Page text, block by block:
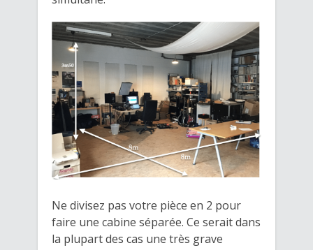
Ne divisez pas votre pièce en 2 pour
faire une cabine séparée. Ce serait dans
la plupart des cas une très grave